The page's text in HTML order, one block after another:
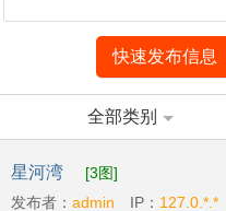
快速发布信息
全部类别
星河湾
[3图]
发布者： admin IP： 127.0.*.*